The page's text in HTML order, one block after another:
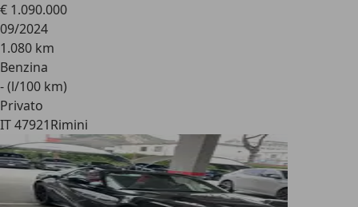
€ 1.090.000
09/2024
1.080 km
Benzina
- (l/100 km)
Privato
IT 47921Rimini